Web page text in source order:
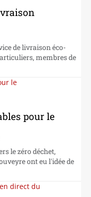
de livraison éco-
membres de
pour le
le zéro déchet,
ont eu l'idée de